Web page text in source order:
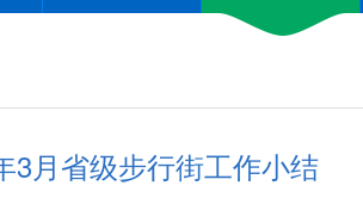
3月省级步行街工作小结